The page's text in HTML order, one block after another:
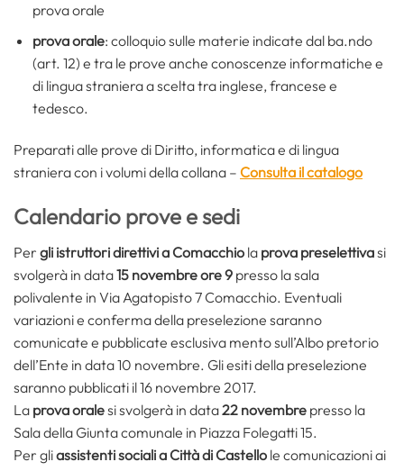
prova orale
prova orale: colloquio sulle materie indicate dal ba.ndo
(art. 12) e tra le prove anche conoscenze informatiche e
di lingua straniera a scelta tra inglese, francese e
tedesco.
Preparati alle prove di Diritto, informatica e di lingua
straniera con i volumi della collana – Consulta il catalogo
Calendario prove e sedi
Per gli istruttori direttivi a Comacchio la prova preselettivasi
svolgerà in data15 novembre ore 9 presso la sala
polivalente in Via Agatopisto 7 Comacchio. Eventuali
variazioni e conferma della preselezione saranno
comunicate e pubblicate esclusiva mento sull’Albo pretorio
dell’Ente in data 10 novembre. Gli esiti della preselezione
saranno pubblicati il 16 novembre 2017.
La prova oralesi svolgerà in data22 novembre presso la
Sala della Giunta comunale in Piazza Folegatti 15.
Per gliassistenti sociali a Città di Castello le comunicazioni ai